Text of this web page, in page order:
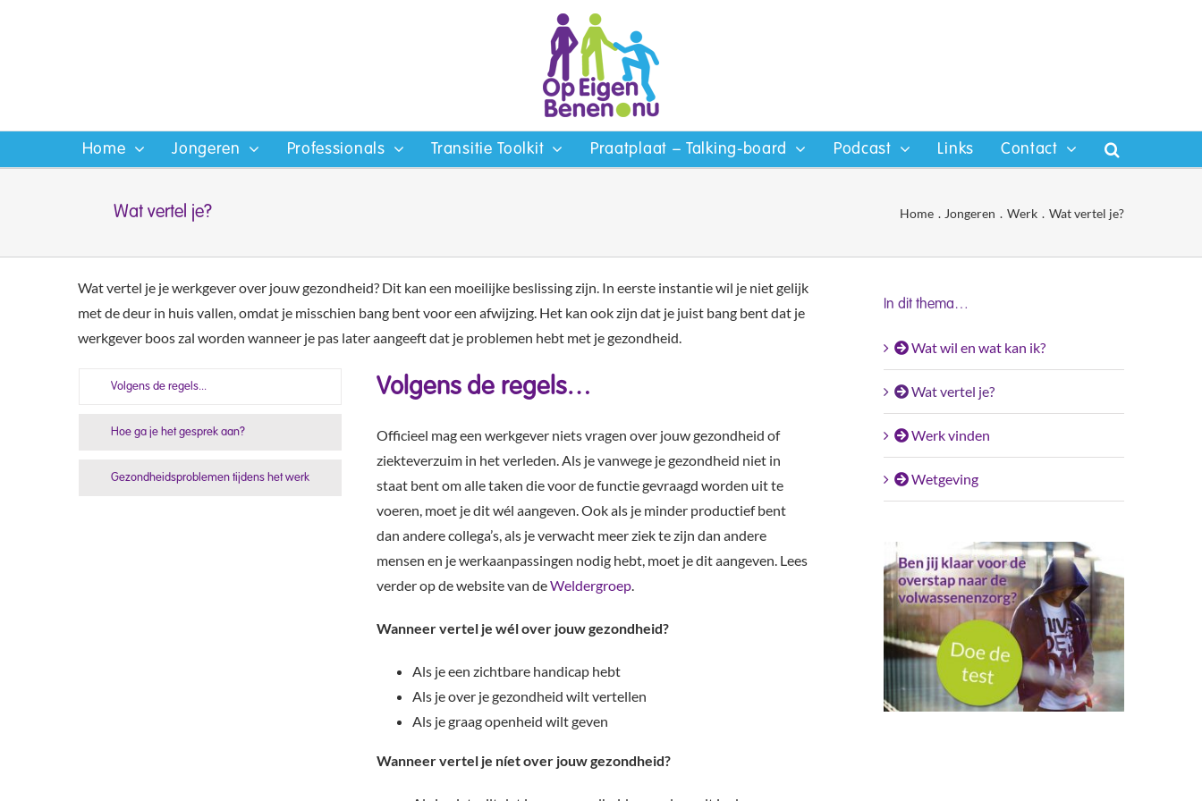
Home Jongeren Professionals Transitie Toolkit Praatplaat – Talking-board Podcast Links Contact
Wat vertel je? Home Jongeren Werk Wat vertel je?
Wat vertel je je werkgever over jouw gezondheid? Dit kan een moeilijke beslissing zijn. In eerste instantie wil je niet gelijk
met de deur in huis vallen, omdat je misschien bang bent voor een afwijzing. Het kan ook zijn dat je juist bang bent dat je
werkgever boos zal worden wanneer je pas later aangeeft dat je problemen hebt met je gezondheid.
Volgens de regels...
Hoe ga je het gesprek aan?
Gezondheidsproblemen tijdens het werk
Volgens de regels…
Officieel mag een werkgever niets vragen over jouw gezondheid of
ziekteverzuim in het verleden. Als je vanwege je gezondheid niet in
staat bent om alle taken die voor de functie gevraagd worden uit te
voeren, moet je dit wél aangeven. Ook als je minder productief bent
dan andere collega’s, als je verwacht meer ziek te zijn dan andere
mensen en je werkaanpassingen nodig hebt, moet je dit aangeven. Lees
verder op de website van deWeldergroep
Wanneer vertel je wél over jouw gezondheid?
Als je een zichtbare handicap hebt
Als je over je gezondheid wilt vertellen
Als je graag openheid wilt geven
Wanneer vertel je níet over jouw gezondheid?
In dit thema…
Wat wil en wat kan ik?
Wat vertel je?
Werk vinden
Wetgeving